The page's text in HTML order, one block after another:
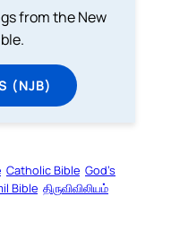
from the New
(NJB)
Catholic Bible God’s
Bible திருவிவிலியம்